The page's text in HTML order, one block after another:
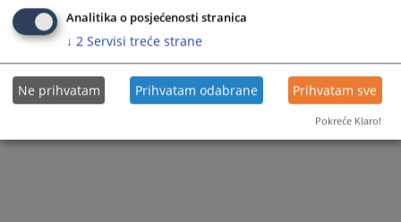
Molimo Vas da pri preuzimanju ili prenošenju informacija koje objavljuje
osumnjičene ili optužene za krivična djela imate u vidu
presumpciju
nevinosti iz člana 3. Zakona o krivičnom postupku FBiH u kojem je u stavu 1
definisano da se svako smatra nevinim za krivično djelo dok se pravosnažnom
Analitika o posjećenosti stranica
↓ 2 Servisi treće strane
Ne prihvatam Prihvatam odabrane Prihvatam sve
Pokreće Klaro!